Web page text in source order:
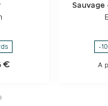
€
Sauvage
-
A